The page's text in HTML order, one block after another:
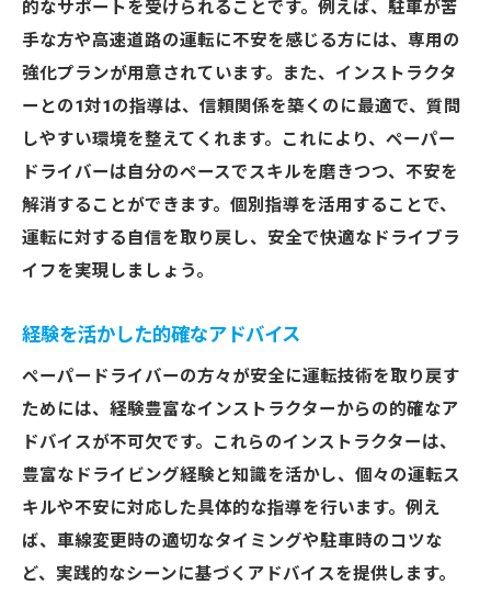
的なサポートを受けられることです。例えば、駐車が苦
手な方や高速道路の運転に不安を感じる方には、専用の
強化プランが用意されています。また、インストラクタ
ーとの1対1の指導は、信頼関係を築くのに最適で、質問
しやすい環境を整えてくれます。これにより、ペーパー
ドライバーは自分のペースでスキルを磨きつつ、不安を
解消することができます。個別指導を活用することで、
運転に対する自信を取り戻し、安全で快適なドライブラ
イフを実現しましょう。
経験を活かした的確なアドバイス
ペーパードライバーの方々が安全に運転技術を取り戻す
ためには、経験豊富なインストラクターからの的確なア
ドバイスが不可欠です。これらのインストラクターは、
豊富なドライビング経験と知識を活かし、個々の運転ス
キルや不安に対応した具体的な指導を行います。例え
ば、車線変更時の適切なタイミングや駐車時のコツな
ど、実践的なシーンに基づくアドバイスを提供します。